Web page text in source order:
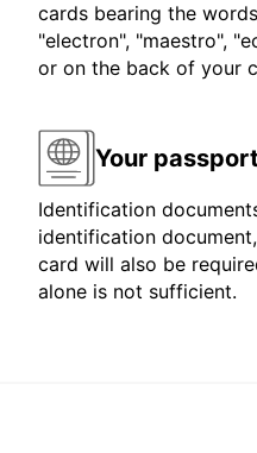
cards bearing the
"electron", "maestro",
or on the back of your
Your
Identification
identification
card will also be
alone is not sufficient.